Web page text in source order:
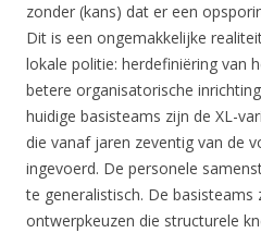
zonder (kans) dat er een
Dit is een ongemakkelijke
lokale politie: herdefiniëring van
betere organisatorische
huidige basisteams zijn de XL-
die vanaf jaren zeventig van de
ingevoerd. De personele
te generalistisch. De basisteams
ontwerpkeuzen die structurele